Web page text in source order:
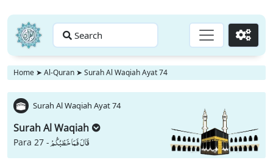
Search Go
Home ➤ Al-Quran ➤ Surah Al Waqiah Ayat 74
Surah Al Waqiah Ayat 74
Surah Al Waqiah
Para 27 -قَالَ فَمَا خَطْبُكُمْ